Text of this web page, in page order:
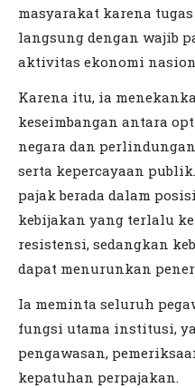
masyarakat karena
langsung dengan wajib
aktivitas ekonomi
Karena itu, ia
keseimbangan antara
negara dan
serta kepercayaan
pajak berada dalam
kebijakan yang terlalu
resistensi, sedangkan
dapat menurunkan
Ia meminta seluruh
fungsi utama institusi,
pengawasan,
kepatuhan perpajakan.